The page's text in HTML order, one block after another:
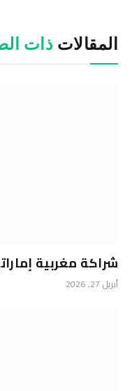
المقالات ذات
شراكة مغربية
أبريل 27, 2026